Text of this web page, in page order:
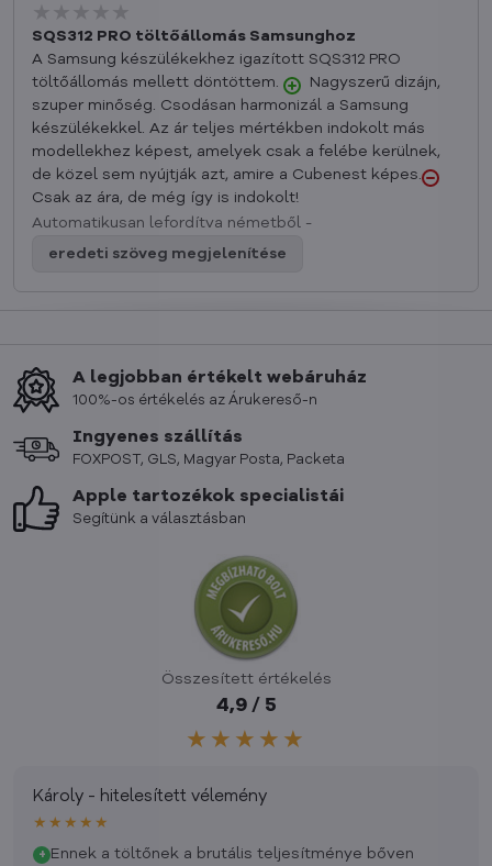
SQS312 PRO töltőállomás Samsunghoz
A Samsung készülékekhez igazított SQS312 PRO
töltőállomás mellett döntöttem.
Nagyszerű dizájn,
szuper minőség. Csodásan harmonizál a Samsung
készülékekkel. Az ár teljes mértékben indokolt más
modellekhez képest, amelyek csak a felébe kerülnek,
de közel sem nyújtják azt, amire a Cubenest képes.
Csak az ára, de még így is indokolt!
Automatikusan lefordítva németből -
eredeti szöveg megjelenítése
A legjobban értékelt webáruház
100%-os értékelés az Árukereső-n
Ingyenes szállítás
FOXPOST, GLS, Magyar Posta, Packeta
Apple tartozékok specialistái
Segítünk a választásban
Összesített értékelés
4,9 / 5
★★★★★
Károly - hitelesített vélemény
★★★★★
+
Ennek a töltőnek a brutális teljesítménye bőven